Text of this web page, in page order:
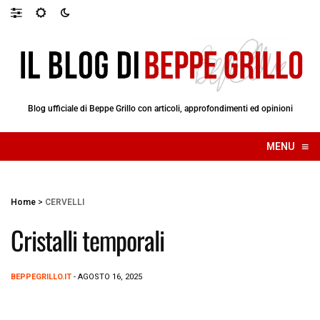
Blog ufficiale di Beppe Grillo con articoli, approfondimenti ed opinioni
MENU ≡
☰
Home > CERVELLI
Cristalli temporali
BEPPEGRILLO.IT - AGOSTO 16, 2025